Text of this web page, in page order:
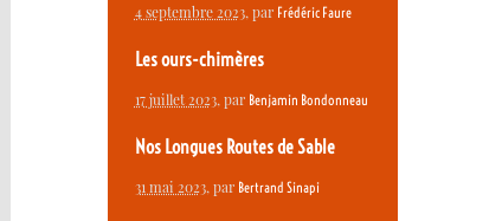
4 septembre 2023, par Frédéric Faure
Les ours-chimères
17 juillet 2023, par Benjamin Bondonneau
Nos Longues Routes de Sable
31 mai 2023, par Bertrand Sinapi